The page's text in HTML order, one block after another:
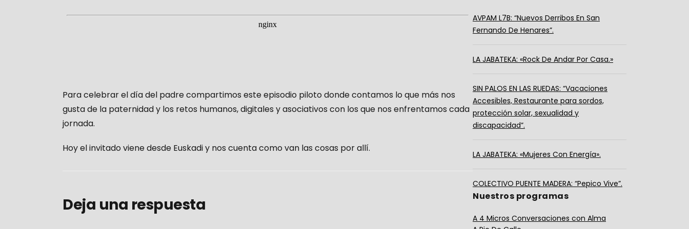
Para celebrar el día del padre compartimos este episodio piloto donde contamos lo que más nos
gusta de la paternidad y los retos humanos, digitales y asociativos con los que nos enfrentamos cada
jornada.
Hoy el invitado viene desde Euskadi y nos cuenta como van las cosas por allí.
Deja una respuesta
AVPAM L7B: “Nuevos Derribos En San
Fernando De Henares”.
LA JABATEKA: «Rock De Andar Por Casa.»
SIN PALOS EN LAS RUEDAS: “Vacaciones
Accesibles, Restaurante para sordos,
protección solar, sexualidad y
discapacidad”.
LA JABATEKA: «Mujeres Con Energía».
COLECTIVO PUENTE MADERA: “Pepico Vive”.
Nuestros programas
A 4 Micros Conversaciones con Alma